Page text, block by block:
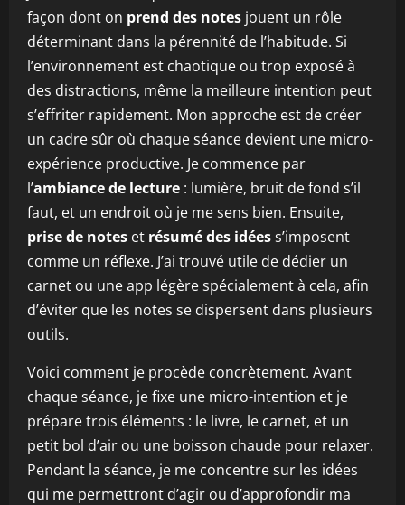
façon dont on prend des notes jouent un rôle
déterminant dans la pérennité de l’habitude. Si
l’environnement est chaotique ou trop exposé à
des distractions, même la meilleure intention peut
s’effriter rapidement. Mon approche est de créer
un cadre sûr où chaque séance devient une micro-
expérience productive. Je commence par
l’ambiance de lecture : lumière, bruit de fond s’il
faut, et un endroit où je me sens bien. Ensuite,
prise de notes et résumé des idéess’imposent
comme un réflexe. J’ai trouvé utile de dédier un
carnet ou une app légère spécialement à cela, afin
d’éviter que les notes se dispersent dans plusieurs
outils.
Voici comment je procède concrètement. Avant
chaque séance, je fixe une micro-intention et je
prépare trois éléments : le livre, le carnet, et un
petit bol d’air ou une boisson chaude pour relaxer.
Pendant la séance, je me concentre sur les idées
qui me permettront d’agir ou d’approfondir ma